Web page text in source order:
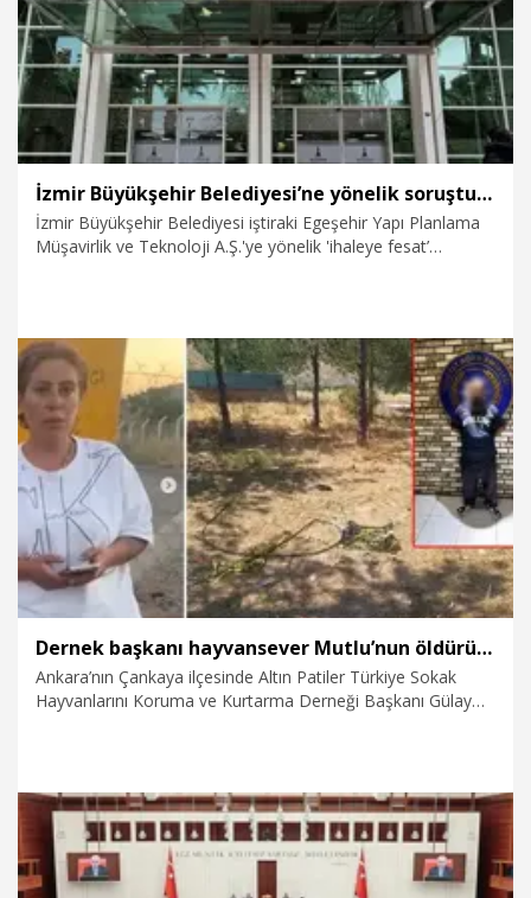
İzmir Büyükşehir Belediyesi’ne yönelik soruşturmada Veli Ağbaba'nın ağabeyi tutuklandı
İzmir Büyükşehir Belediyesi iştiraki Egeşehir Yapı Planlama
Müşavirlik ve Teknoloji A.Ş.'ye yönelik 'ihaleye fesat’
Ağbaba ile Ferat Yetişsin tutuklandı.
6.08.2026 Gündem
Dernek başkanı hayvansever Mutlu’nun öldürülmesiyle ilgili ağabeyi ve 4 kişi tutuklandı
Ankara’nın Çankaya ilçesinde Altın Patiler Türkiye Sokak
Hayvanlarını Koruma ve Kurtarma Derneği Başkanı Gülay
6.08.2026 Gündem